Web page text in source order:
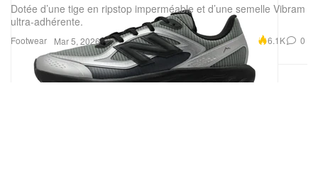
Footwear
Dotée d’une tige en ripstop imperméable et d’une semelle Vibram
ultra-adhérente.
Mar 5, 2026 6.1K 0